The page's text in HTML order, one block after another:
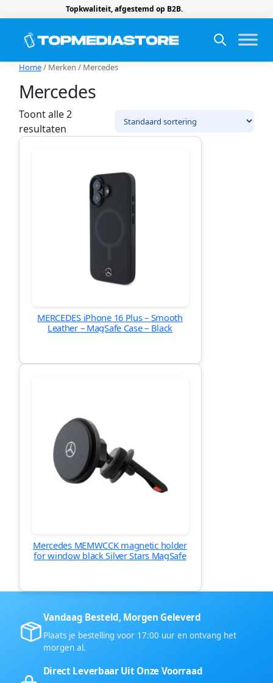
Topkwaliteit, afgestemd op B2B.
Home/ Merken / Mercedes
Mercedes
Toont alle 2
resultaten
MERCEDES iPhone 16 Plus – Smooth
Leather – MagSafe Case – Black
Mercedes MEMWCCK magnetic holder
for window black Silver Stars MagSafe
Vandaag Besteld, Morgen Geleverd
Plaats je bestelling voor 17:00 uur en ontvang het
morgen al.
Direct Leverbaar Uit Onze Voorraad